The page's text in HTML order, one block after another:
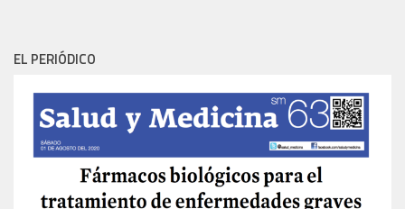
EL PERIÓDICO